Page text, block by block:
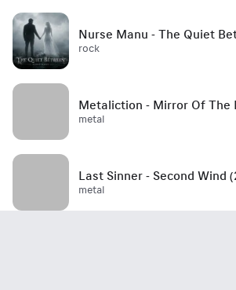
Nurse Manu - The Quiet
rock
Metaliction - Mirror Of The
metal
Last Sinner - Second Wind
metal